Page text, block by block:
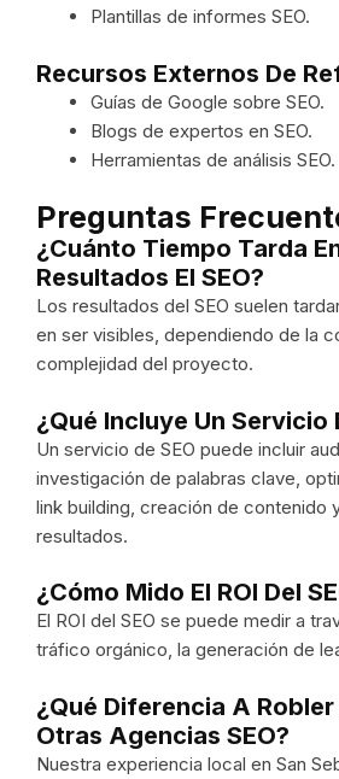
Plantillas de informes SEO.
Recursos Externos De
Guías de Google sobre SEO.
Blogs de expertos en SEO.
Herramientas de análisis SEO.
Preguntas
¿Cuánto Tiempo Tarda
Resultados El SEO?
Los resultados del SEO suelen
en ser visibles, dependiendo de la
complejidad del proyecto.
¿Qué Incluye Un Servicio
Un servicio de SEO puede incluir
investigación de palabras clave,
link building, creación de contenido
resultados.
¿Cómo Mido El ROI Del
El ROI del SEO se puede medir a
tráfico orgánico, la generación de
¿Qué Diferencia A
Otras Agencias SEO?
Nuestra experiencia local en San